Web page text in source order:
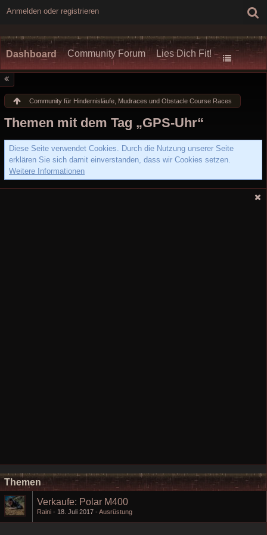
Anmelden oder registrieren
Dashboard Community Forum Lies Dich Fit!
Community für Hindernisläufe, Mudraces und Obstacle Course Races
Themen mit dem Tag „GPS-Uhr“
Diese Seite verwendet Cookies. Durch die Nutzung unserer Seite
erklären Sie sich damit einverstanden, dass wir Cookies setzen.
Weitere Informationen
Themen
Verkaufe: Polar M400
Raini 18. Juli 2017 Ausrüstung